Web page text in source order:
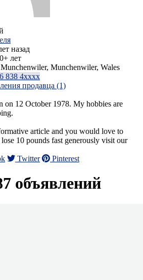
назад
лет
Munchenwiler, Wales
838 4xxxx
продавца (1)
on 12 October 1978. My hobbies are
article and you would love to
10 pounds fast generously visit our
Twitter Pinterest
объявлений